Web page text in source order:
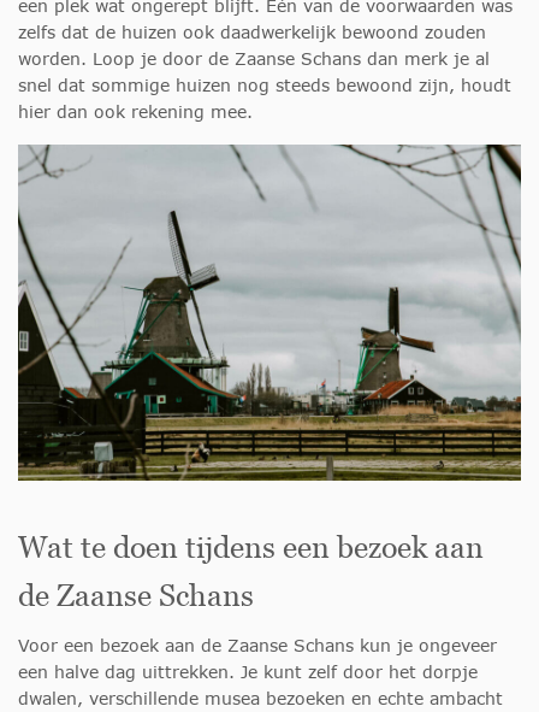
een plek wat ongerept blijft. Eén van de voorwaarden was
zelfs dat de huizen ook daadwerkelijk bewoond zouden
worden. Loop je door de Zaanse Schans dan merk je al
snel dat sommige huizen nog steeds bewoond zijn, houdt
hier dan ook rekening mee.
Wat te doen tijdens een bezoek aan
de Zaanse Schans
Voor een bezoek aan de Zaanse Schans kun je ongeveer
een halve dag uittrekken. Je kunt zelf door het dorpje
dwalen, verschillende musea bezoeken en echte ambacht